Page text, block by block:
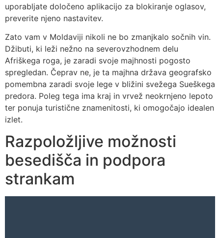
uporabljate določeno aplikacijo za blokiranje oglasov,
preverite njeno nastavitev.
Zato vam v Moldaviji nikoli ne bo zmanjkalo sočnih vin.
Džibuti, ki leži nežno na severovzhodnem delu
Afriškega roga, je zaradi svoje majhnosti pogosto
spregledan. Čeprav ne, je ta majhna država geografsko
pomembna zaradi svoje lege v bližini svežega Sueškega
predora. Poleg tega ima kraj in vrvež neokrnjeno lepoto
ter ponuja turistične znamenitosti, ki omogočajo idealen
izlet.
Razpoložljive možnosti
besedišča in podpora
strankam